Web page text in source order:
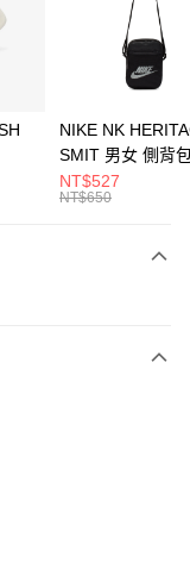
行
行
至「AFTEE先享後付」
結，可透過四大超商／
完成。
襪
NIKE NK
SMIT 男女 側背
BA5871010
NT$527
NT$650